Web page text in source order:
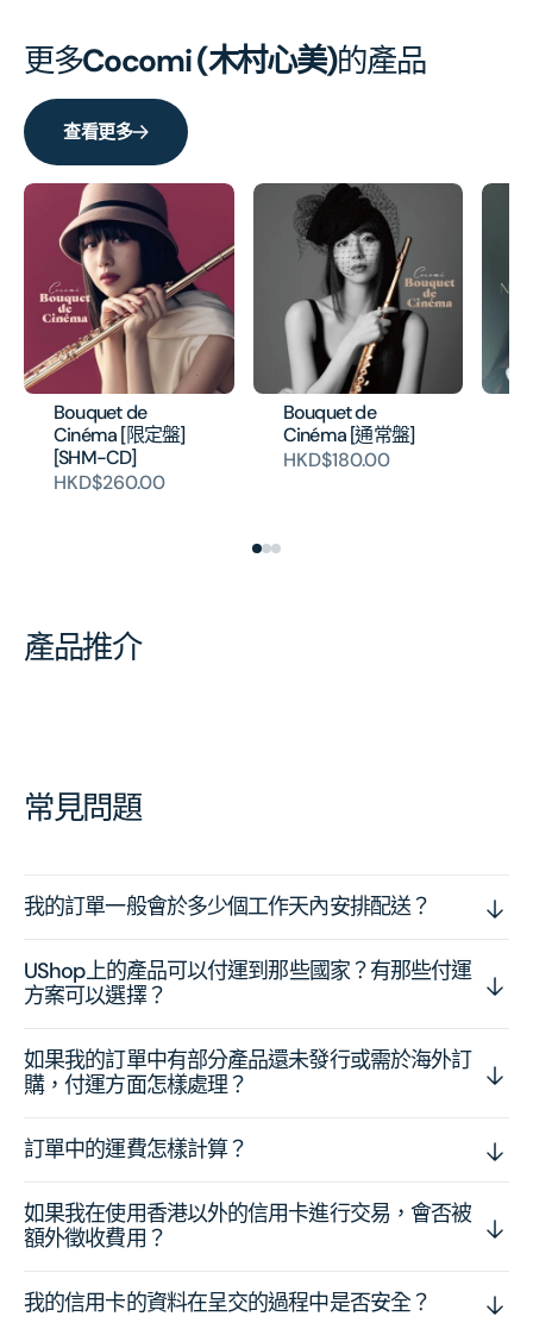
更多Cocomi (木村心美)的產品
查看更多
Bouquet de
Cinéma [限定盤]
[SHM-CD]
HKD$260.00
Bouquet de
Cinéma [通常盤]
HKD$180.00
產品推介
常見問題
我的訂單一般會於多少個工作天內安排配送？
UShop上的產品可以付運到那些國家？有那些付運
方案可以選擇？
如果我的訂單中有部分產品還未發行或需於海外訂
購，付運方面怎樣處理？
訂單中的運費怎樣計算？
如果我在使用香港以外的信用卡進行交易，會否被
額外徵收費用？
我的信用卡的資料在呈交的過程中是否安全？